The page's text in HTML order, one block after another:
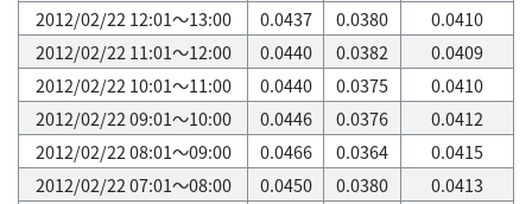
2012/02/22 12:01～13:00
0.0437 0.0380
0.0410
2012/02/22 11:01～12:00
0.0440 0.0382
0.0409
2012/02/22 10:01～11:00
0.0440 0.0375
0.0410
2012/02/22 09:01～10:00
0.0446 0.0376
0.0412
2012/02/22 08:01～09:00
0.0466 0.0364
0.0415
2012/02/22 07:01～08:00
0.0450 0.0380
0.0413